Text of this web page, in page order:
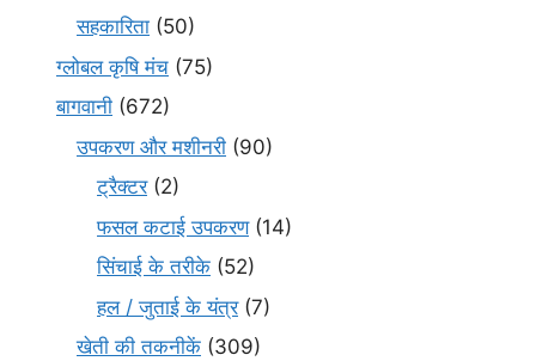
सहकारिता (50)
ग्लोबल कृषि मंच (75)
बागवानी (672)
उपकरण और मशीनरी (90)
ट्रैक्टर(2)
फसल कटाई उपकरण(14)
सिंचाई के तरीके (52)
हल / जुताई के यंत्र(7)
खेती की तकनीकें (309)